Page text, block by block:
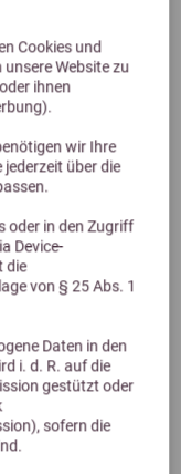
Cookies und
Website zu
ihnen
wir Ihre
über die
oder in den Zugriff
Device-
die
von § 25 Abs. 1
Daten in den
i. d. R. auf die
gestützt oder
sofern die